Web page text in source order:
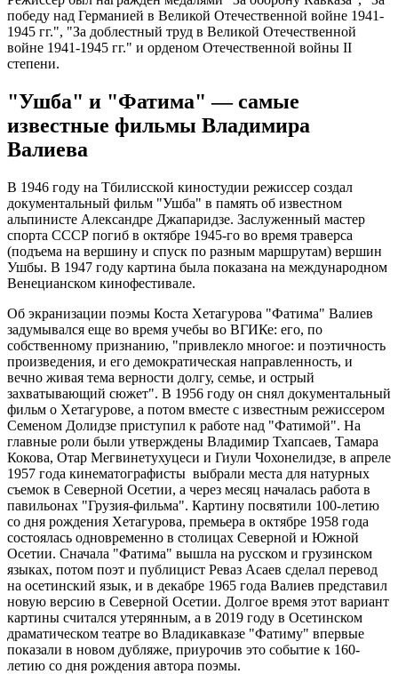
победу над Германией в Великой Отечественной войне 1941-
1945 гг.", "За доблестный труд в Великой Отечественной
войне 1941-1945 гг." и орденом Отечественной войны II
степени.
"Ушба" и "Фатима" — самые
известные фильмы Владимира
Валиева
В 1946 году на Тбилисской киностудии режиссер создал
документальный фильм "Ушба" в память об известном
альпинисте Александре Джапаридзе. Заслуженный мастер
спорта СССР погиб в октябре 1945-го во время траверса
(подъема на вершину и спуск по разным маршрутам) вершин
Ушбы. В 1947 году картина была показана на международном
Венецианском кинофестивале.
Об экранизации поэмы Коста Хетагурова "Фатима" Валиев
задумывался еще во время учебы во ВГИКе: его, по
собственному признанию, "привлекло многое: и поэтичность
произведения, и его демократическая направленность, и
вечно живая тема верности долгу, семье, и острый
захватывающий сюжет". В 1956 году он снял документальный
фильм о Хетагурове, а потом вместе с известным режиссером
Семеном Долидзе приступил к работе над "Фатимой". На
главные роли были утверждены Владимир Тхапсаев, Тамара
Кокова, Отар Мегвинетухуцеси и Гиули Чохонелидзе, в апреле
1957 года кинематографисты выбрали места для натурных
съемок в Северной Осетии, а через месяц началась работа в
павильонах "Грузия-фильма". Картину посвятили 100-летию
со дня рождения Хетагурова, премьера в октябре 1958 года
состоялась одновременно в столицах Северной и Южной
Осетии. Сначала "Фатима" вышла на русском и грузинском
языках, потом поэт и публицист Реваз Асаев сделал перевод
на осетинский язык, и в декабре 1965 года Валиев представил
новую версию в Северной Осетии. Долгое время этот вариант
картины считался утерянным, а в 2019 году в Осетинском
драматическом театре во Владикавказе "Фатиму" впервые
показали в новом дубляже, приурочив это событие к 160-
летию со дня рождения автора поэмы.